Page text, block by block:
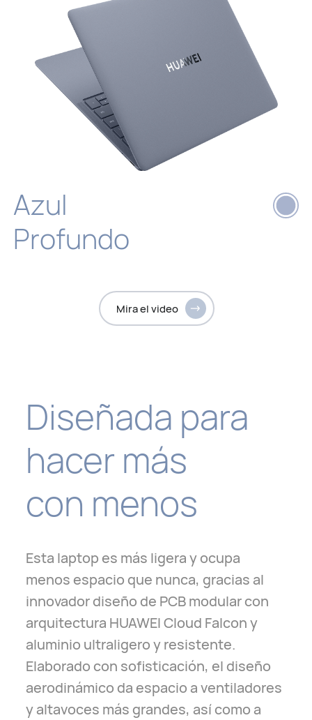
Azul
Profundo
Mira el video
Mira el video
Diseñada para
hacer más
con menos
Esta laptop es más ligera y ocupa
menos espacio que nunca, gracias al
innovador diseño de PCB modular con
arquitectura HUAWEI Cloud Falcon y
aluminio ultraligero y resistente.
Elaborado con sofisticación, el diseño
aerodinámico da espacio a ventiladores
y altavoces más grandes, así como a